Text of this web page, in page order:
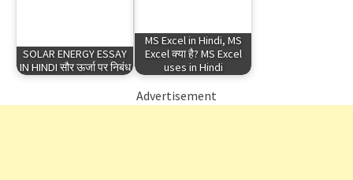
SOLAR ENERGY ESSAY
IN HINDI सौर ऊर्जा पर निबंध
MS Excel in Hindi, MS
Excel क्या है? MS Excel
uses in Hindi
Advertisement